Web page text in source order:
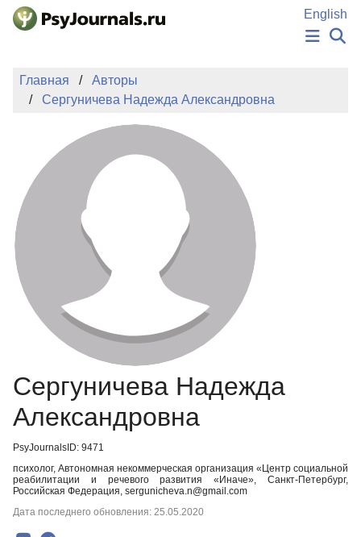
Перейти к основному содержанию
English
ИЗДАНИЯ
АВТОРЫ
ПОДАТЬ РУКОПИСЬ
БАЗА ЗНАНИЙ
КЛЮЧЕВЫЕ СЛОВА
Регистрация
Главная
Авторы
Сергуничева Надежда Александровна
Сергуничева Надежда
Александровна
PsyJournalsID: 9471
психолог, Автономная некоммерческая организация «Центр социальной
реабилитации и речевого развития «Иначе», Санкт-Петербург,
Российская Федерация, sergunicheva.n@gmail.com
Дата последнего обновления: 25.05.2020